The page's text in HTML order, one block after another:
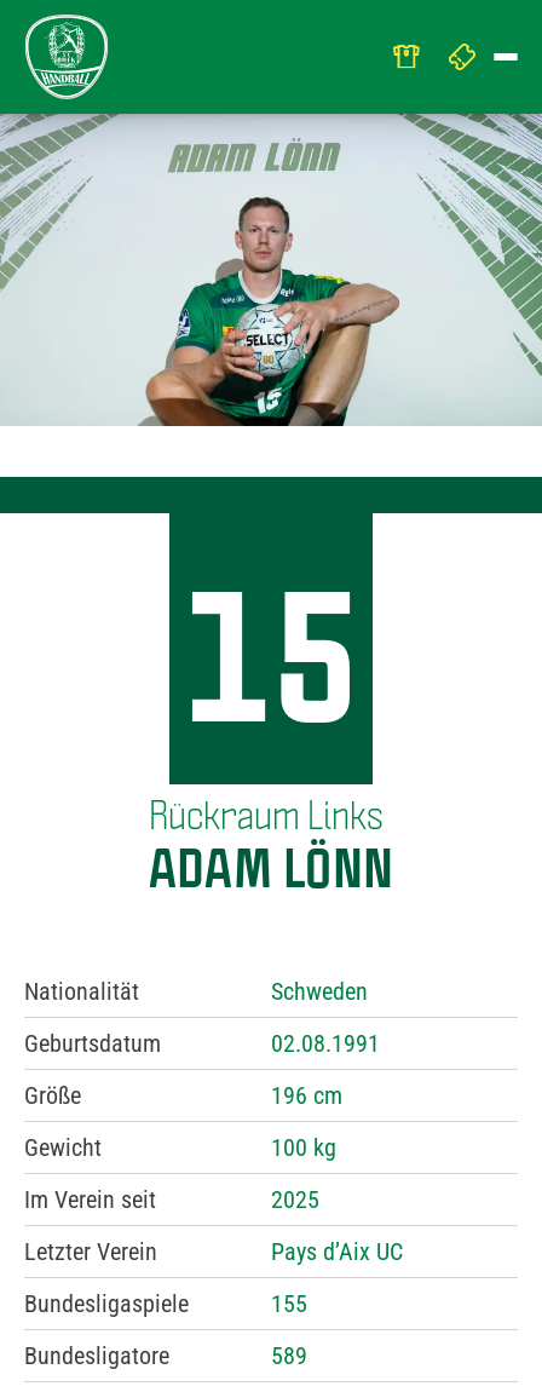
15
Rückraum Links
ADAM LÖNN
Nationalität
Schweden
Geburtsdatum
02.08.1991
Größe
196 cm
Gewicht
100 kg
Im Verein seit
2025
Letzter Verein
Pays d’Aix UC
Bundesligaspiele
155
Bundesligatore
589